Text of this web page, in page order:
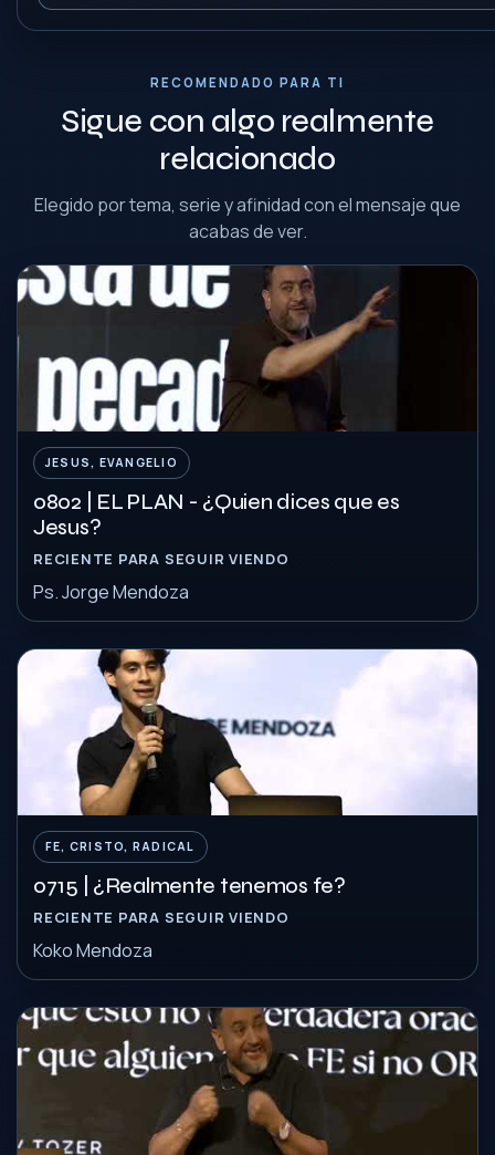
RECOMENDADO PARA TI
Sigue con algo realmente
relacionado
Elegido por tema, serie y afinidad con el mensaje que
acabas de ver.
JESUS, EVANGELIO
0802 | EL PLAN - ¿Quien dices que es
Jesus?
RECIENTE PARA SEGUIR VIENDO
Ps. Jorge Mendoza
FE, CRISTO, RADICAL
0715 | ¿Realmente tenemos fe?
RECIENTE PARA SEGUIR VIENDO
Koko Mendoza